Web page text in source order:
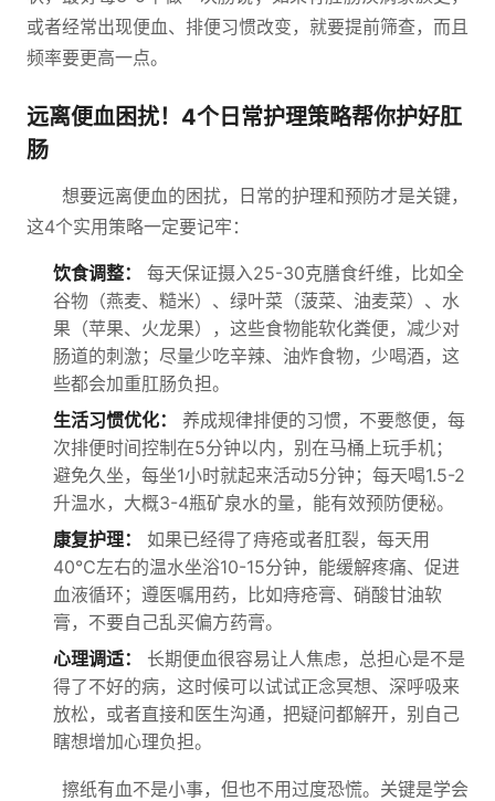
或者经常出现便血、排便习惯改变，就要提前筛查，而且
频率要更高一点。
远离便血困扰！4个日常护理策略帮你护好肛
肠
想要远离便血的困扰，日常的护理和预防才是关键，
这4个实用策略一定要记牢：
饮食调整：
每天保证摄入25-30克膳食纤维，比如全
谷物（燕麦、糙米）、绿叶菜（菠菜、油麦菜）、水
果（苹果、火龙果），这些食物能软化粪便，减少对
肠道的刺激；尽量少吃辛辣、油炸食物，少喝酒，这
些都会加重肛肠负担。
生活习惯优化：
养成规律排便的习惯，不要憋便，每
次排便时间控制在5分钟以内，别在马桶上玩手机；
避免久坐，每坐1小时就起来活动5分钟；每天喝1.5-2
升温水，大概3-4瓶矿泉水的量，能有效预防便秘。
康复护理：
如果已经得了痔疮或者肛裂，每天用
40℃左右的温水坐浴10-15分钟，能缓解疼痛、促进
血液循环；遵医嘱用药，比如痔疮膏、硝酸甘油软
膏，不要自己乱买偏方药膏。
心理调适：
长期便血很容易让人焦虑，总担心是不是
得了不好的病，这时候可以试试正念冥想、深呼吸来
放松，或者直接和医生沟通，把疑问都解开，别自己
瞎想增加心理负担。
擦纸有血不是小事，但也不用过度恐慌。关键是学会